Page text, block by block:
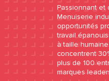
Passionnant et
Menuiserie
opportunités
travail
à taille
concentrent
plus de 100
marques